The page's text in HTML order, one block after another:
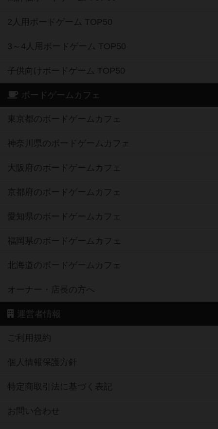
2人用ボードゲーム TOP50
3～4人用ボードゲーム TOP50
子供向けボードゲーム TOP50
ボードゲームカフェ
東京都のボードゲームカフェ
神奈川県のボードゲームカフェ
大阪府のボードゲームカフェ
京都府のボードゲームカフェ
愛知県のボードゲームカフェ
福岡県のボードゲームカフェ
北海道のボードゲームカフェ
オーナー・店長の方へ
運営者情報
ご利用規約
個人情報保護方針
特定商取引法に基づく表記
お問い合わせ